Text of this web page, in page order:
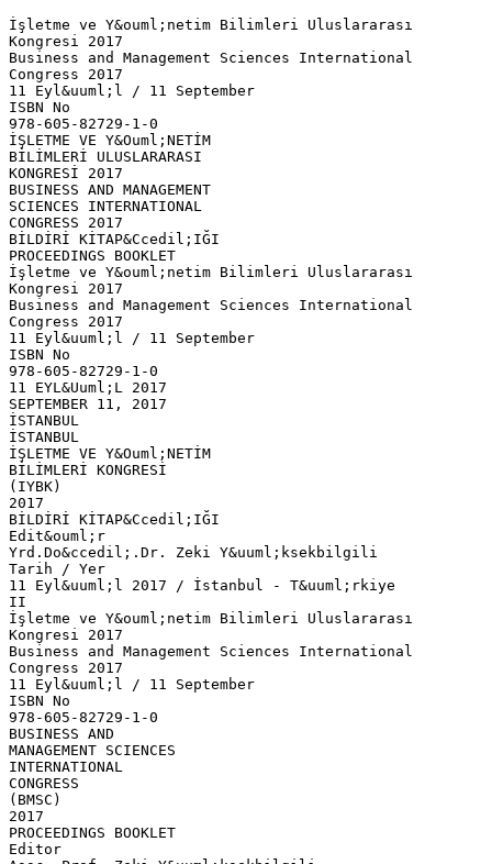
İşletme ve Y&ouml;netim Bilimleri Uluslararası
Kongresi 2017
Business and Management Sciences International
Congress 2017
11 Eyl&uuml;l / 11 September
ISBN No
978-605-82729-1-0
İŞLETME VE Y&Ouml;NETİM
BİLİMLERİ ULUSLARARASI
KONGRESİ 2017
BUSINESS AND MANAGEMENT
SCIENCES INTERNATIONAL
CONGRESS 2017
BİLDİRİ KİTAP&Ccedil;IĞI
PROCEEDINGS BOOKLET
İşletme ve Y&ouml;netim Bilimleri Uluslararası
Kongresi 2017
Business and Management Sciences International
Congress 2017
11 Eyl&uuml;l / 11 September
ISBN No
978-605-82729-1-0
11 EYL&Uuml;L 2017
SEPTEMBER 11, 2017
İSTANBUL
İSTANBUL
İŞLETME VE Y&Ouml;NETİM
BİLİMLERİ KONGRESİ
(IYBK)
2017
BİLDİRİ KİTAP&Ccedil;IĞI
Edit&ouml;r
Yrd.Do&ccedil;.Dr. Zeki Y&uuml;ksekbilgili
Tarih / Yer
11 Eyl&uuml;l 2017 / İstanbul - T&uuml;rkiye
II
İşletme ve Y&ouml;netim Bilimleri Uluslararası
Kongresi 2017
Business and Management Sciences International
Congress 2017
11 Eyl&uuml;l / 11 September
ISBN No
978-605-82729-1-0
BUSINESS AND
MANAGEMENT SCIENCES
INTERNATIONAL
CONGRESS
(BMSC)
2017
PROCEEDINGS BOOKLET
Editor